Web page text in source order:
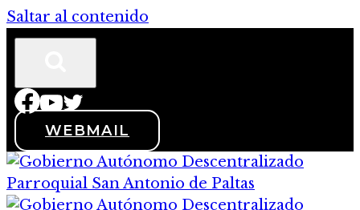
Saltar al contenido
WEBMAIL